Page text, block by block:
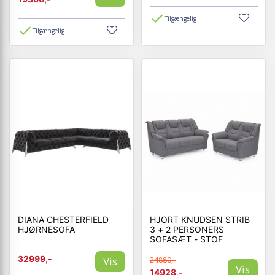
Tilgængelig
Tilgængelig
DIANA CHESTERFIELD
HJØRNESOFA
32999,- Vis
HJORT KNUDSEN STRIB
3 + 2 PERSONERS
SOFASÆT - STOF
24880,-
14928,-
Vis